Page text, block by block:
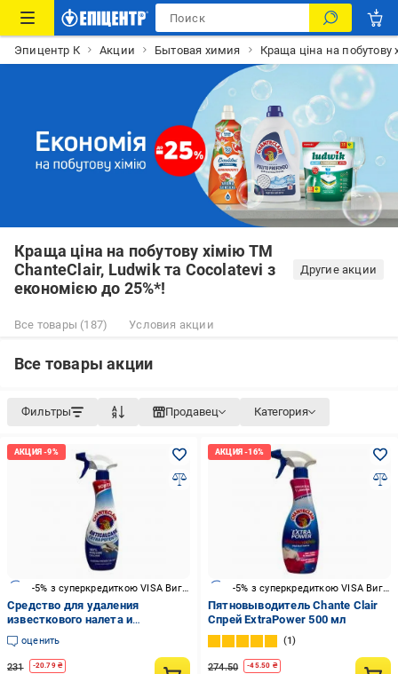
Эпицентр К Акции Бытовая химия Краща ціна на побутову
Краща ціна на побутову хімію ТМ
ChanteClair, Ludwik та Cocolatevi з
економією до 25%*!
Другие акции
Все товары (187) Условия акции
Все товары акции
Фильтры Продавец Категория
-5% з суперкредиткою VISA Вигода
Средство для удаления
известкового налета и
ржавчины Chante Clair
Anticalcare Extra Potente 0,625 л
оценить
231 -20.79₴
-5% з суперкредиткою VISA Вигода
Пятновыводитель Chante Clair
Спрей ExtraPower 500 мл
1
274.50 -45.50 ₴